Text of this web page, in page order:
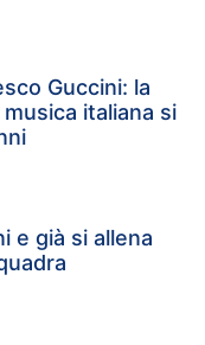
Guccini: la
italiana si
e già si allena